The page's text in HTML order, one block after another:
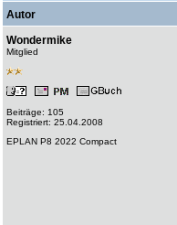
Autor
Wondermike
Mitglied
Beiträge: 105
Registriert: 25.04.2008
EPLAN P8 2022 Compact